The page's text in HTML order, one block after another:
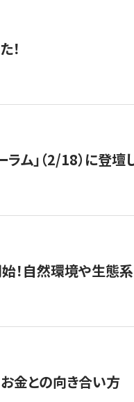
！
ム」（2/18）に登壇
！自然環境や生態
金との向き合い方